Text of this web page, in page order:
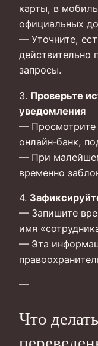
карты, в
официальных
— Уточните,
действительно
запросы.
3. Проверьте
уведомления
— Просмотрите
онлайн‑банк,
— При
временно
4.
— Запишите
имя
— Эта
—
Что